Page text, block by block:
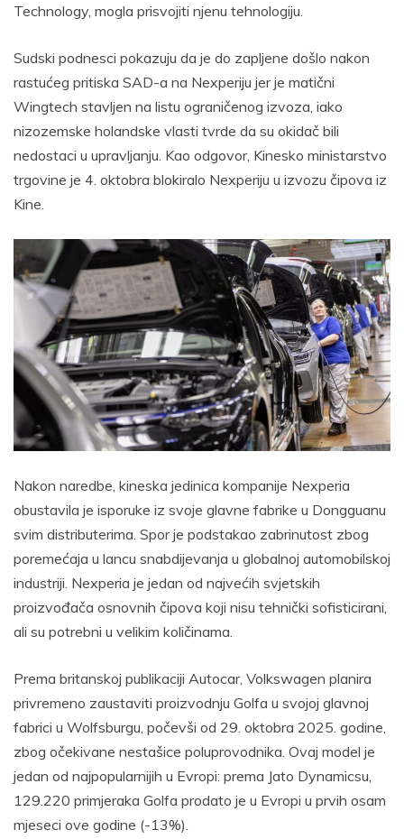
Technology, mogla prisvojiti njenu tehnologiju.
Sudski podnesci pokazuju da je do zapljene došlo nakon
rastućeg pritiska SAD-a na Nexperiju jer je matični
Wingtech stavljen na listu ograničenog izvoza, iako
nizozemske holandske vlasti tvrde da su okidač bili
nedostaci u upravljanju. Kao odgovor, Kinesko ministarstvo
trgovine je 4. oktobra blokiralo Nexperiju u izvozu čipova iz
Kine.
Nakon naredbe, kineska jedinica kompanije Nexperia
obustavila je isporuke iz svoje glavne fabrike u Dongguanu
svim distributerima. Spor je podstakao zabrinutost zbog
poremećaja u lancu snabdijevanja u globalnoj automobilskoj
industriji. Nexperia je jedan od najvećih svjetskih
proizvođača osnovnih čipova koji nisu tehnički sofisticirani,
ali su potrebni u velikim količinama.
Prema britanskoj publikaciji Autocar, Volkswagen planira
privremeno zaustaviti proizvodnju Golfa u svojoj glavnoj
fabrici u Wolfsburgu, počevši od 29. oktobra 2025. godine,
zbog očekivane nestašice poluprovodnika. Ovaj model je
jedan od najpopularnijih u Evropi: prema Jato Dynamicsu,
129.220 primjeraka Golfa prodato je u Evropi u prvih osam
mjeseci ove godine (-13%).